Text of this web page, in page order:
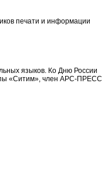
печати и информации
языков. Ко Дню России
«Ситим», член АРС-ПРЕСС